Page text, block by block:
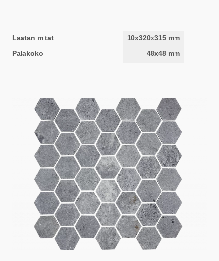
Laatan mitat
10x320x315 mm
Palakoko
48x48 mm